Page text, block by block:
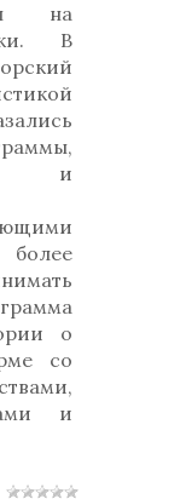
на
В
и
более
о
со
и